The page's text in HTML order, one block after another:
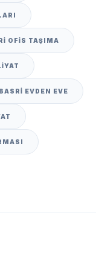
OFIS TAŞIMA
EVDEN EVE